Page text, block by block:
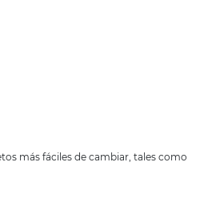
más fáciles de cambiar, tales como